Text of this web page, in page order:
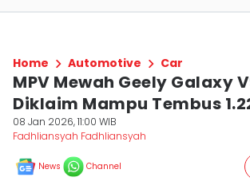
Home Automotive Car
MPV Mewah Geely Galaxy
Diklaim Mampu Tembus
08 Jan 2026, 11:00 WIB
Fadhliansyah Fadhliansyah
News Channel